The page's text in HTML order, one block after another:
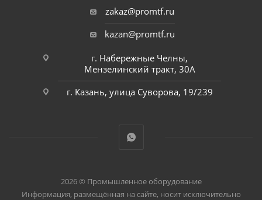
zakaz@promtf.ru
kazan@promtf.ru
г. Набережные Челны,
Мензелинский тракт, 30А
г. Казань, улица Суворова, 19/239
2026 © Промышленное оборудование
Информация, размещённая на сайте, носит исключительно